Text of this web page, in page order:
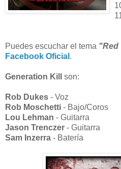
Puedes escuchar el tema "Red
Facebook Oficial .
Generation Kill son:
Rob Dukes - Voz
Rob Moschetti - Bajo/Coros
Lou Lehman - Guitarra
Jason Trenczer - Guitarra
Sam Inzerra - Batería